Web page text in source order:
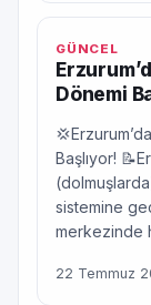
GÜNCEL
Dönemi
Başlıyor!
sistemine
merkezinde
22 Temmuz